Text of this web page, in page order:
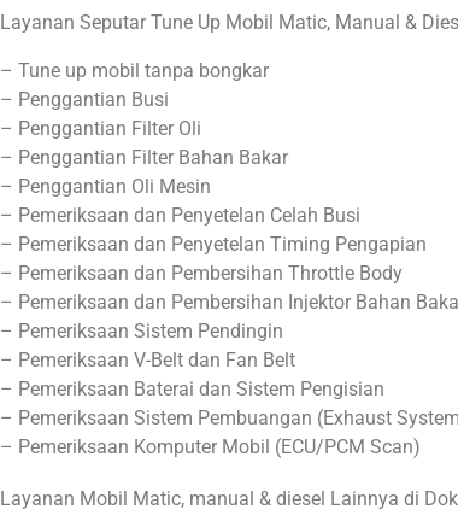
Layanan Seputar Tune Up Mobil Matic, Manual &
– Tune up mobil tanpa bongkar
– Penggantian Busi
– Penggantian Filter Oli
– Penggantian Filter Bahan Bakar
– Penggantian Oli Mesin
– Pemeriksaan dan Penyetelan Celah Busi
– Pemeriksaan dan Penyetelan Timing Pengapian
– Pemeriksaan dan Pembersihan Throttle Body
– Pemeriksaan dan Pembersihan Injektor Bahan
– Pemeriksaan Sistem Pendingin
– Pemeriksaan V-Belt dan Fan Belt
– Pemeriksaan Baterai dan Sistem Pengisian
– Pemeriksaan Sistem Pembuangan (Exhaust
– Pemeriksaan Komputer Mobil (ECU/PCM Scan)
Layanan Mobil Matic, manual & diesel Lainnya di